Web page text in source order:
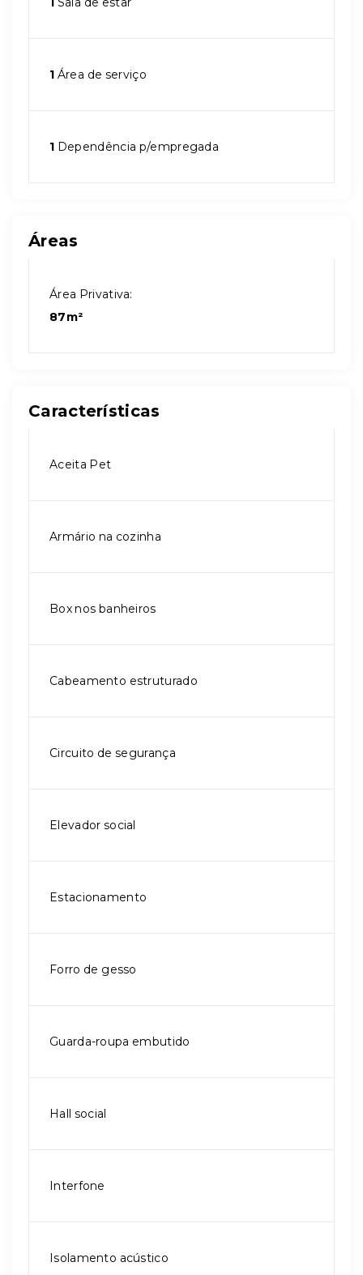
1 Área de serviço
1 Dependência p/empregada
Áreas
Área Privativa:
87m²
Características
Aceita Pet
Armário na cozinha
Box nos banheiros
Cabeamento estruturado
Circuito de segurança
Elevador social
Estacionamento
Forro de gesso
Guarda-roupa embutido
Hall social
Interfone
Isolamento acústico